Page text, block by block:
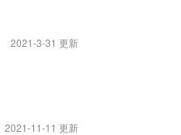
2021-3-31 更新
2021-11-11 更新